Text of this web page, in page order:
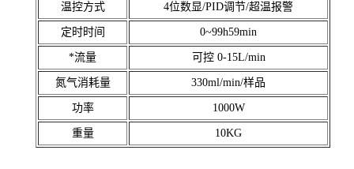
温控方式 4位数显/PID调节/超温报警
定时时间 0~99h59min
*流量 可控 0-15L/min
氮气消耗量 330ml/min/样品
功率 1000W
重量 10KG